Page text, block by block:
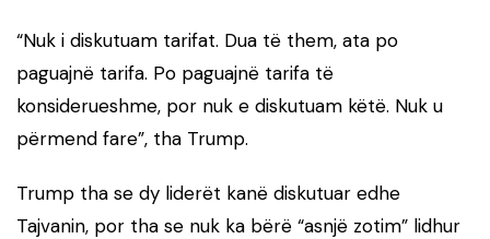
“Nuk i diskutuam tarifat. Dua të them, ata po
paguajnë tarifa. Po paguajnë tarifa të
konsiderueshme, por nuk e diskutuam këtë. Nuk u
përmend fare”, tha Trump.
Trump tha se dy liderët kanë diskutuar edhe
Tajvanin, por tha se nuk ka bërë “asnjë zotim” lidhur